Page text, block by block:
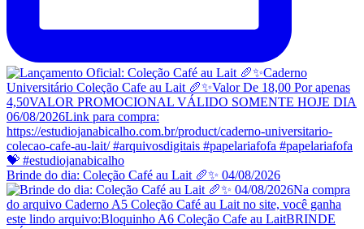
Brinde do dia: Coleção Café au Lait 🥖✨ 04/08/2026